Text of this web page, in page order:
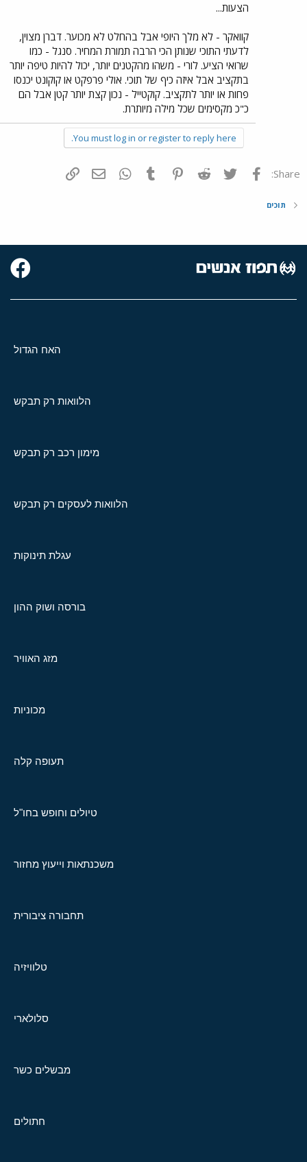
הצעות...
קוואקר - לא מלך היופי אבל בהחלט לא מכוער. דברן מצוין,
לדעתי התוכי שנותן הכי הרבה תמורת המחיר. סנגל - כמו
שרואי הציע. לורי - משהו מהקטנים יותר, יכול להיות טיפה יותר
בתקציב אבל איזה כיף של תוכי. אולי פרפקט או קוקונט יכנסו
פחות או יותר לתקציב. קוקטייל - נכון קצת יותר קטן אבל הם
כ"כ מקסימים שכל מילה מיותרת.
You must log in or register to reply here.
Share: פייסבוק Twitter
Reddit
Pinterest
Tumblr
WhatsAppדואר אלקטרוני
תוכים
האח הגדול
הלוואות רק תבקש
מימון רכב רק תבקש
הלוואות לעסקים רק תבקש
עגלת תינוקות
בורסה ושוק ההון
מזג האוויר
מכוניות
תעופה קלה
טיולים וחופש בחו"ל
משכנתאות וייעוץ מחזור
תחבורה ציבורית
טלוויזיה
סלולארי
מבשלים כשר
חתולים